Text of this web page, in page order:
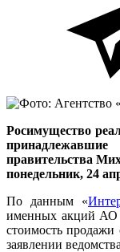
Росимущество
правительства
понедельник, 24
По данным «
именных акций АО
стоимость продажи
заявлении